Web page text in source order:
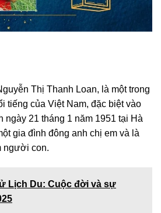
Thị Thanh Loan, là một trong
tiếng của Việt Nam, đặc biệt vào
ngày 21 tháng 1 năm 1951 tại Hà
gia đình đông anh chị em và là
người con.
Lịch Du: Cuộc đời và sự